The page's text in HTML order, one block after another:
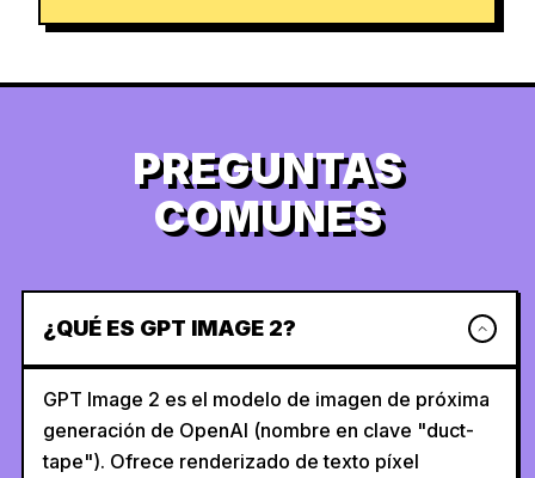
PREGUNTAS
COMUNES
¿QUÉ ES GPT IMAGE 2?
GPT Image 2 es el modelo de imagen de próxima
generación de OpenAI (nombre en clave "duct-
tape"). Ofrece renderizado de texto píxel